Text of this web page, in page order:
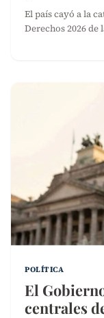
El país cayó a la
Derechos 2026
POLÍTICA
El
centrales